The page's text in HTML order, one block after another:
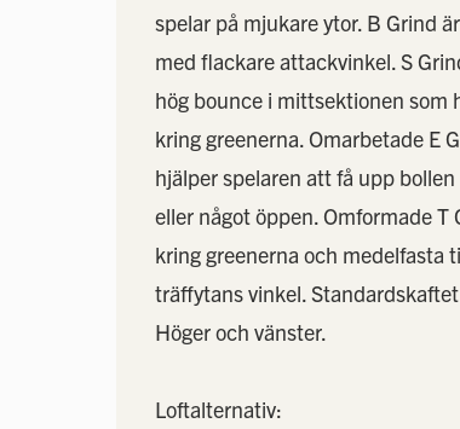
spelar på mjukare ytor. B Grind
med flackare attackvinkel. S
hög bounce i mittsektionen som
kring greenerna. Omarbetade E
hjälper spelaren att få upp
eller något öppen. Omformade
kring greenerna och medelfasta
träffytans vinkel.
Höger och vänster.
Loftalternativ: